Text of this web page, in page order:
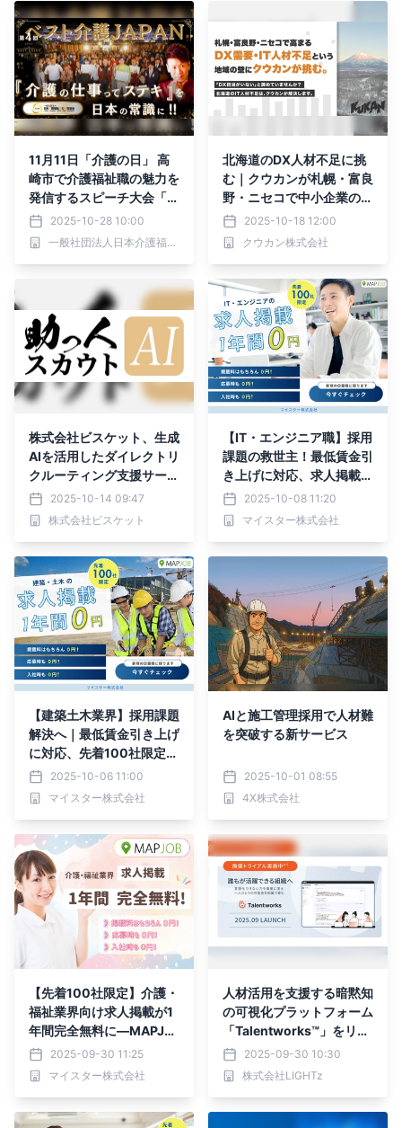
11月11日「介護の日」 高
崎市で介護福祉職の魅力を
発信するスピーチ大会「第
4回 ベスト介護JAPAN」
が開催
2025-10-28 10:00
一般社団法人日本介護福祉魅力研究協会
北海道のDX人材不足に挑
む｜クウカンが札幌・富良
野・ニセコで中小企業のデ
ジタル化を支援
2025-10-18 12:00
クウカン株式会社
株式会社ビスケット、生成
AIを活用したダイレクトリ
クルーティング支援サービ
ス「助っ人AIスカウト」を
正式リリース。スカウト業
務の工数削減とスカウト承
2025-10-14 09:47
株式会社ビスケット
【IT・エンジニア職】採用
課題の救世主！最低賃金引
き上げに対応、求人掲載1
年間完全無料キャンペーン
開始
2025-10-08 11:20
マイスター株式会社
【建築土木業界】採用課題
解決へ｜最低賃金引き上げ
に対応、先着100社限定で
求人掲載1年間完全無料キ
ャンペーンを開始
2025-10-06 11:00
マイスター株式会社
AIと施工管理採用で人材難
を突破する新サービス
2025-10-01 08:55
4X株式会社
【先着100社限定】介護・
福祉業界向け求人掲載が1
年間完全無料に―MAPJO
Bが地元採用を強化する画
期的キャンペーン開始
2025-09-30 11:25
マイスター株式会社
人材活用を支援する暗黙知
の可視化プラットフォーム
「Talentworks™」をリリ
ースいたしました。
2025-09-30 10:30
株式会社LIGHTz